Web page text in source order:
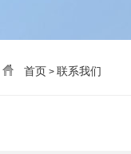
首页 > 联系我们